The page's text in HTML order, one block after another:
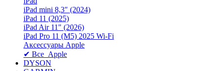
iPad mini 8,3″ (2024)
iPad 11 (2025)
iPad Air 11" (2026)
iPad Pro 11 (M5) 2025 Wi-Fi
Аксессуары Apple
✔ Все Apple
DYSON